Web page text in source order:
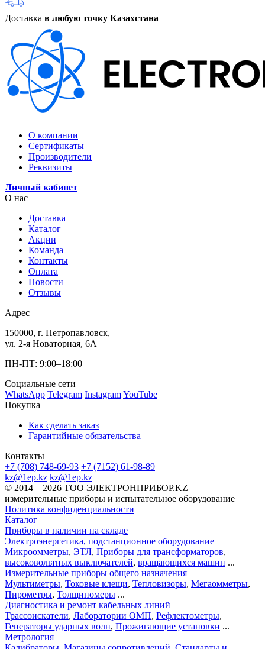
Доставка в любую точку Казахстана
О компании
Сертификаты
Производители
Реквизиты
Личный кабинет
О нас
Доставка
Каталог
Акции
Команда
Контакты
Оплата
Новости
Отзывы
Адрес
150000, г. Петропавловск,
ул. 2-я Новаторная, 6А
ПН-ПТ: 9:00–18:00
Социальные сети
WhatsApp Telegram InstagramYouTube
Покупка
Как сделать заказ
Гарантийные обязательства
Контакты
+7 (708) 748-69-93 +7 (7152) 61-98-89
kz@1ep.kz kz@1ep.kz
©️ 2014—2026 ТОО ЭЛЕКТРОНПРИБОР.KZ —
измерительные приборы и испытательное оборудование
Политика конфиденциальности
Каталог
Приборы в наличии на складе
Электроэнергетика, подстанционное оборудование
Микроомметры, ЭТЛ, Приборы для трансформаторов,
высоковольтных выключателей, вращающихся машин ...
Измерительные приборы общего назначения
Мультиметры, Токовые клещи, Тепловизоры, Мегаомметры,
Пирометры, Толщиномеры ...
Диагностика и ремонт кабельных линий
Трассоискатели, Лаборатории ОМП, Рефлектометры,
Генераторы ударных волн, Прожигающие установки ...
Метрология